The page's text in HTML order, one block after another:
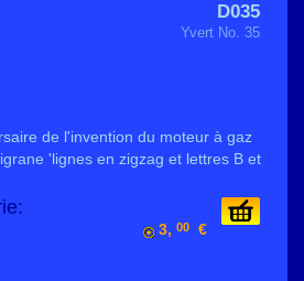
D035
Yvert No. 35
de l'invention du moteur à gaz
'lignes en zigzag et lettres B et
3, 00 €